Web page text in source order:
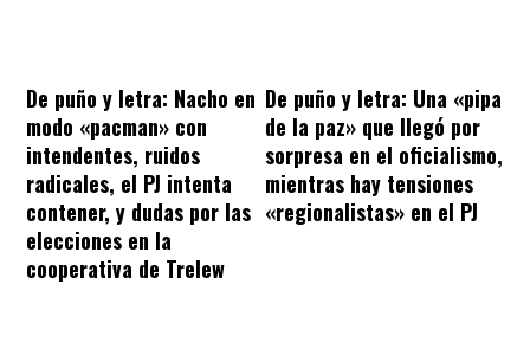
De puño y letra: Nacho en
modo «pacman» con
intendentes, ruidos
radicales, el PJ intenta
contener, y dudas por las
elecciones en la
cooperativa de Trelew
De puño y letra: Una «pipa
de la paz» que llegó por
sorpresa en el oficialismo,
mientras hay tensiones
«regionalistas» en el PJ